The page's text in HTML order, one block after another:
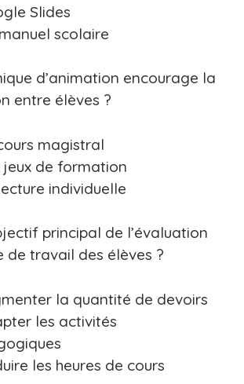
Slides
scolaire
d’animation encourage la
entre élèves ?
magistral
jeux de formation
individuelle
principal de l’évaluation
de travail des élèves ?
la quantité de devoirs
les activités
les heures de cours